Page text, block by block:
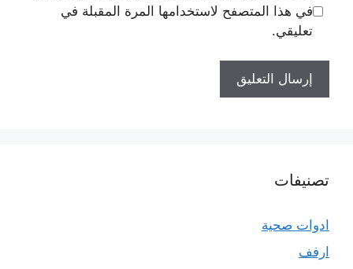
في هذا المتصفح لاستخدامها المرة المقبلة في
تعليقي.
تصنيفات
ادوات صحية
ارفف